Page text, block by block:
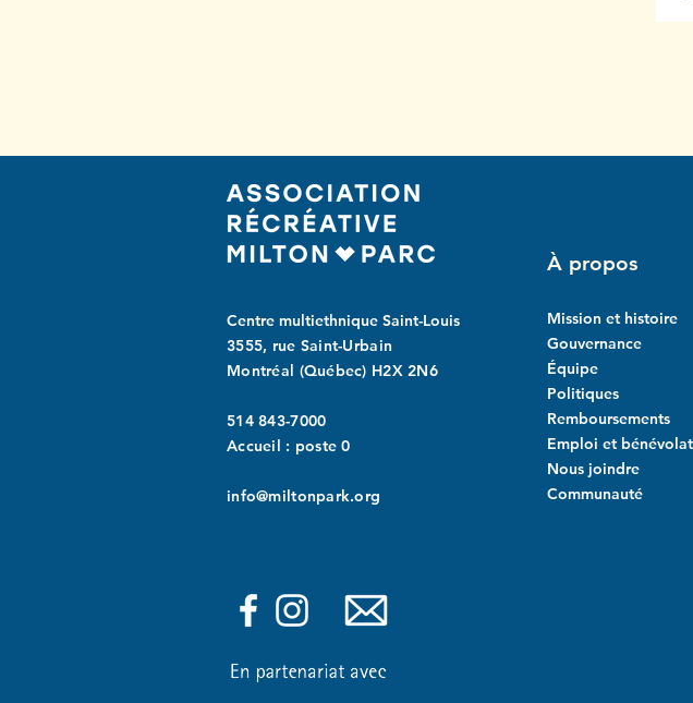
Centre multiethnique Saint-Louis
3555, rue Saint-Urbain
Montréal (Québec) H2X 2N6
514 843-7000
Accueil : poste 0
info@miltonpark.org
À propos
Mission et histoire
Gouvernance
Équipe
Politiques
Remboursements
Emploi et bénévolat
Nous joindre
Communauté